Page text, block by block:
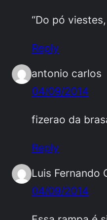
“Do pó
Reply
antonio carlos
04/09/2014
fizerao da
Reply
Luis Fernando
04/09/2014